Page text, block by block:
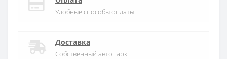
Удобные способы оплаты
Доставка
Собственный автопарк